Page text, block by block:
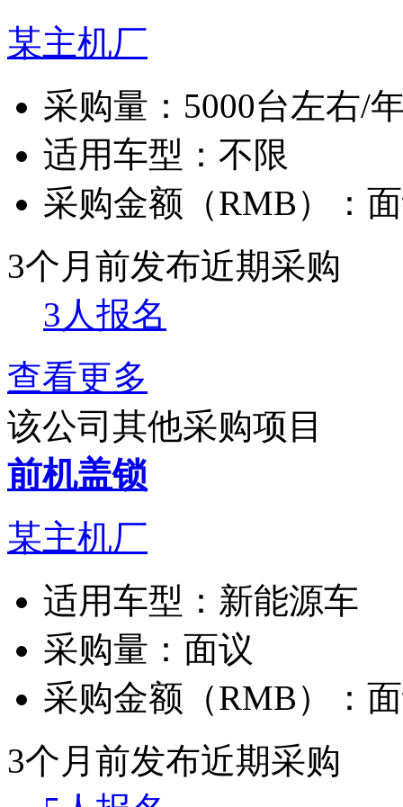
某主机厂
采购量： 5000台左右/
适用车型： 不限
采购金额（RMB）：
3个月前发布近期采购
3人报名
查看更多
该公司其他采购项目
前机盖锁
某主机厂
适用车型： 新能源车
采购量： 面议
采购金额（RMB）：
3个月前发布近期采购